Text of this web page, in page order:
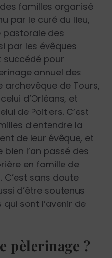
familles organisé
par le curé du lieu,
pastorale des
par les évêques
succédé pour
annuel des
archevêque de Tours,
d’Orléans, et
de Poitiers. C’est
d’entendre la
de leur évêque, et
l’an passé des
en famille de
C’est sans doute
d’être soutenus
sont l’avenir de
pèlerinage ?